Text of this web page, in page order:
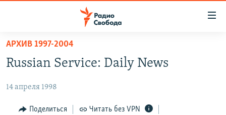
упрощенного
доступа
содержанию
АВТОРСКИЕ ПРОЕКТЫ
ЦИТАТЫ СВОБОДЫ
АРХИВ 1997-2004
Russian Service: Daily News
14 апреля 1998
Поделиться Читать без VPN